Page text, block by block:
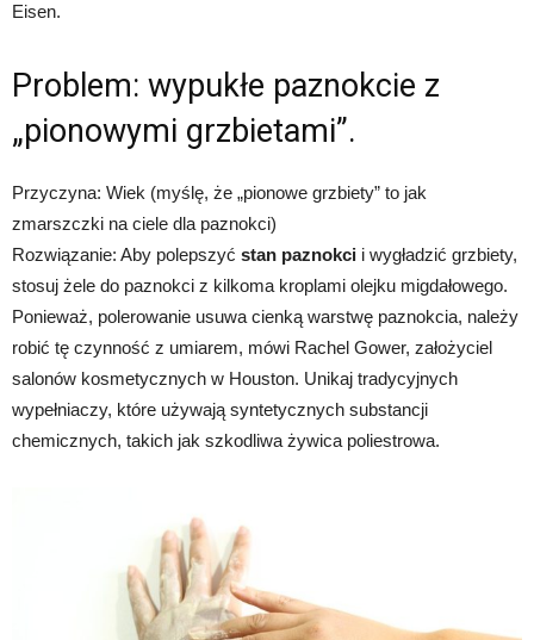
Eisen.
Problem: wypukłe paznokcie z
„pionowymi grzbietami”.
Przyczyna: Wiek (myślę, że „pionowe grzbiety” to jak
zmarszczki na ciele dla paznokci)
Rozwiązanie: Aby polepszyć stan paznokci i wygładzić grzbiety,
stosuj żele do paznokci z kilkoma kroplami olejku migdałowego.
Ponieważ, polerowanie usuwa cienką warstwę paznokcia, należy
robić tę czynność z umiarem, mówi Rachel Gower, założyciel
salonów kosmetycznych w Houston. Unikaj tradycyjnych
wypełniaczy, które używają syntetycznych substancji
chemicznych, takich jak szkodliwa żywica poliestrowa.